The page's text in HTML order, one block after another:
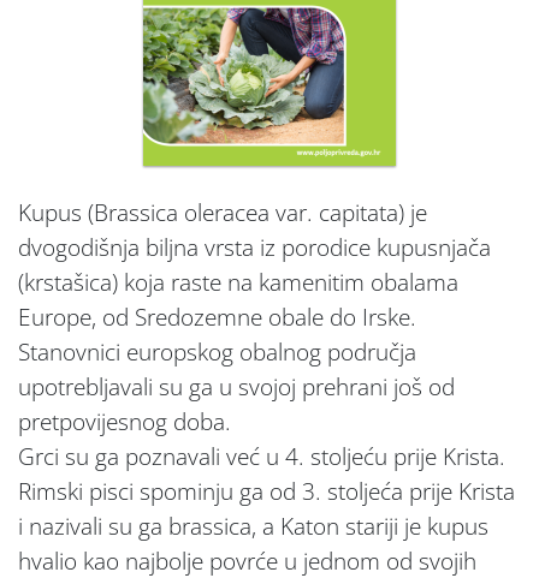
Kupus (Brassica oleracea var. capitata) je
dvogodišnja biljna vrsta iz porodice kupusnjača
(krstašica) koja raste na kamenitim obalama
Europe, od Sredozemne obale do Irske.
Stanovnici europskog obalnog područja
upotrebljavali su ga u svojoj prehrani još od
pretpovijesnog doba.
Grci su ga poznavali već u 4. stoljeću prije Krista.
Rimski pisci spominju ga od 3. stoljeća prije Krista
i nazivali su ga brassica, a Katon stariji je kupus
hvalio kao najbolje povrće u jednom od svojih